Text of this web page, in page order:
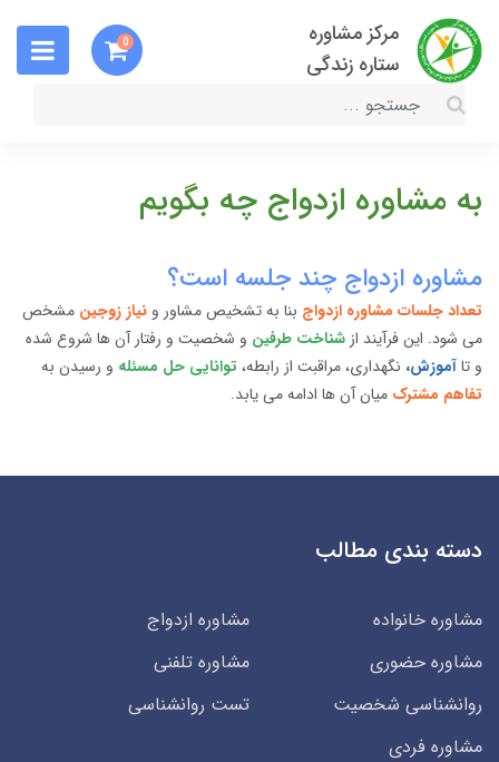
مرکز مشاوره
ستاره زندگی
0
به مشاوره ازدواج چه بگویم
مشاوره ازدواج چند جلسه است؟
تعداد جلسات مشاوره ازدواج بنا به تشخیص مشاور و نیاز زوجین مشخص
می شود. این فرآیند از شناخت طرفین و شخصیت و رفتار آن ها شروع شده
و تاآموزش، نگهداری، مراقبت از رابطه، توانایی حل مسئله و رسیدن به
تفاهم مشترک میان آن ها ادامه می یابد.
دسته بندی مطالب
مشاوره خانواده
مشاوره ازدواج
مشاوره حضوری
مشاوره تلفنی
روانشناسی شخصیت
تست روانشناسی
مشاوره فردی